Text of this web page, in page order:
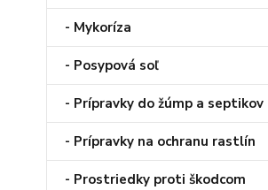
- Mykoríza
- Posypová soľ
- Prípravky do žúmp a septikov
- Prípravky na ochranu rastlín
- Prostriedky proti škodcom